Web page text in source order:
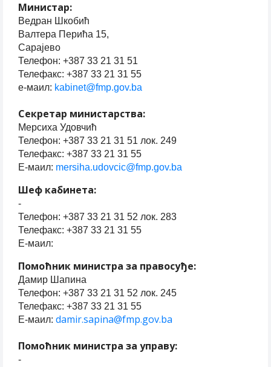
Министар:
Ведран Шкобић
Валтера Перића 15,
Сарајево
Телефон: +387 33 21 31 51
Телефакс: +387 33 21 31 55
е-маил: kabinet@fmp.gov.ba
Секретар министарства:
Мерсиха Удовчић
Телефон: +387 33 21 31 51 лок. 249
Телефакс: +387 33 21 31 55
Е-маил: mersiha.udovcic@fmp.gov.ba
Шеф кабинета:
-
Телефон: +387 33 21 31 52 лок. 283
Телефакс: +387 33 21 31 55
Е-маил:
Помоћник министра за правосуђе:
Дамир Шапина
Телефон: +387 33 21 31 52 лок. 245
Телефакс: +387 33 21 31 55
Е-маил: damir.sapina@fmp.gov.ba
Помоћник министра за управу:
-